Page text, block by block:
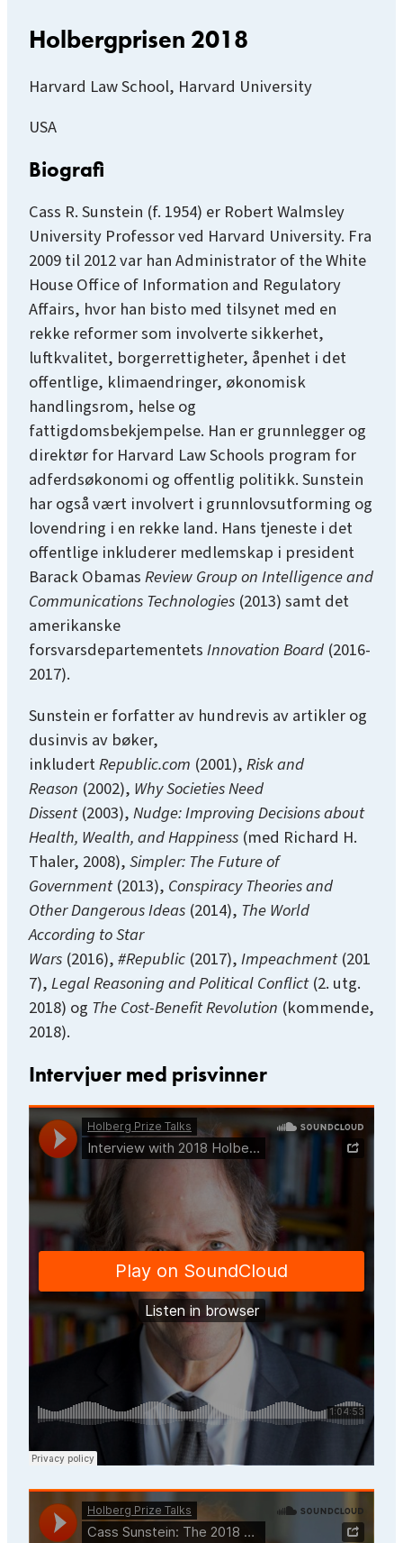
Holbergprisen 2018
Harvard Law School, Harvard University
USA
Biografi
Cass R. Sunstein (f. 1954) er Robert Walmsley
University Professor ved Harvard University. Fra
2009 til 2012 var han Administrator of the White
House Office of Information and Regulatory
Affairs, hvor han bisto med tilsynet med en
rekke reformer som involverte sikkerhet,
luftkvalitet, borgerrettigheter, åpenhet i det
offentlige, klimaendringer, økonomisk
handlingsrom, helse og
fattigdomsbekjempelse. Han er grunnlegger og
direktør for Harvard Law Schools program for
adferdsøkonomi og offentlig politikk. Sunstein
har også vært involvert i grunnlovsutforming og
lovendring i en rekke land. Hans tjeneste i det
offentlige inkluderer medlemskap i president
Barack ObamasReview Group on Intelligence and
Communications Technologies (2013) samt det
amerikanske
forsvarsdepartementetsInnovation Board (2016-
2017).
Sunstein er forfatter av hundrevis av artikler og
dusinvis av bøker,
inkludertRepublic.com (2001),Risk and
Reason (2002), Why Societies Need
Dissent(2003),Nudge: Improving Decisions about
Health, Wealth, andHappiness (med Richard H.
Thaler, 2008),Simpler: The Future of
Government(2013), Conspiracy Theories and
Other Dangerous Ideas (2014), The World
According to Star
Wars (2016),#Republic (2017),Impeachment(201
7),Legal Reasoning and Political Conflict(2. utg.
2018) og The Cost-Benefit Revolution (kommende,
2018).
Intervjuer med prisvinner